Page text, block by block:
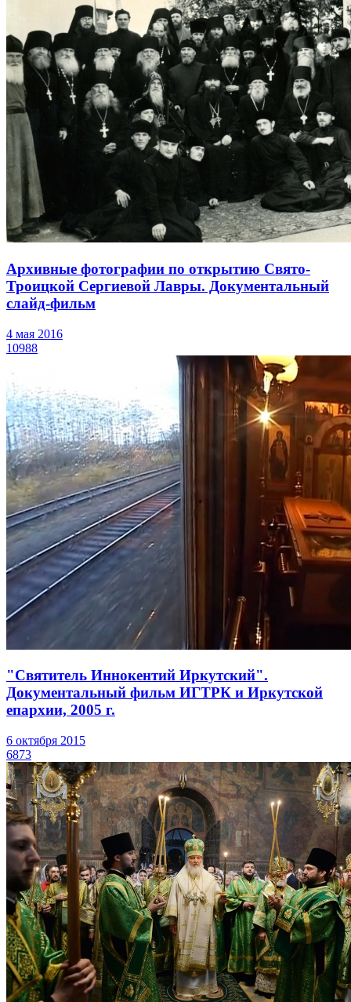
Архивные фотографии по открытию Свято-
Троицкой Сергиевой Лавры. Документальный
слайд-фильм
4 мая 2016
10988
"Святитель Иннокентий Иркутский".
Документальный фильм ИГТРК и Иркутской
епархии, 2005 г.
6 октября 2015
6873